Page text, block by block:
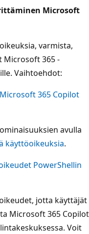
Microsoft
varmista,
Microsoft 365 -
Vaihtoehdot:
365 Copilot
avulla
käyttöoikeuksia.
PowerShellin
jotta käyttäjät
Microsoft 365 Copilot
Voit